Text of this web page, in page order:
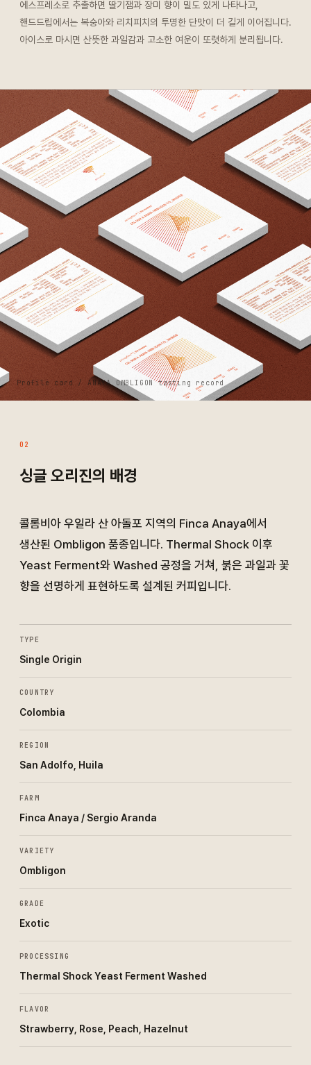
에스프레소로 추출하면 딸기잼과 장미 향이 밀도 있게 나타나고,
핸드드립에서는 복숭아와 리치피치의 투명한 단맛이 더 길게 이어집니다.
아이스로 마시면 산뜻한 과일감과 고소한 여운이 또렷하게 분리됩니다.
02
싱글 오리진의 배경
콜롬비아 우일라 산 아돌포 지역의 Finca Anaya에서
생산된 Ombligon 품종입니다. Thermal Shock 이후
Yeast Ferment와 Washed 공정을 거쳐, 붉은 과일과 꽃
향을 선명하게 표현하도록 설계된 커피입니다.
TYPE
Single Origin
COUNTRY
Colombia
REGION
San Adolfo, Huila
FARM
Finca Anaya / Sergio Aranda
VARIETY
Ombligon
GRADE
Exotic
PROCESSING
Thermal Shock Yeast Ferment Washed
FLAVOR
Strawberry, Rose, Peach, Hazelnut
Profile card / ANAYA OMBLIGON tasting record